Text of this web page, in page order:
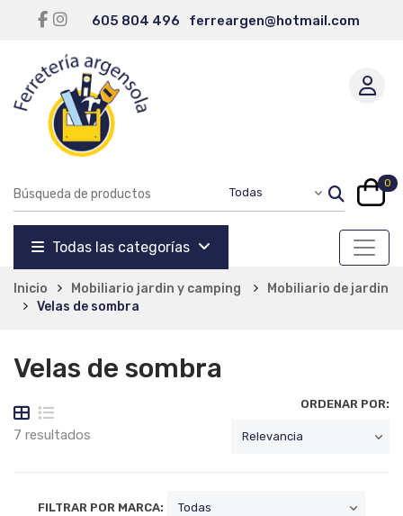
605 804 496 ferreargen@hotmail.com
0
Todas las categorías
Inicio Mobiliario jardin y camping
Mobiliario de jardin
Velas de sombra
Velas de sombra
7 resultados
ORDENAR POR:
FILTRAR POR MARCA: